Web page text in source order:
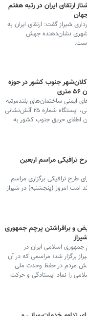
ارتقای ایران در رتبه هفتم
شیراز گفت: ارتقای ایران به
شهری نشان‌دهنده جهش
جنوب کشور در حوزه
ایمنی ساختمان‌های بلندمرتبه
و کاهش زمان طلایی امدادرسانی، ایستگاه شماره ۲۵ آتش‌نشانی
اطفای حریق جنوب کشور به
ترافیکی مراسم اربعین
طرح ترافیکی برگزاری مراسم
امت امروز (پنجشنبه) در شیراز
و برافراشتن پرچم جمهوری
اسلامی ایران در
برگزار شد؛ مراسمی که در آن
مردم در حفظ وحدت ملی
را نماد ایستادگی و حرکت